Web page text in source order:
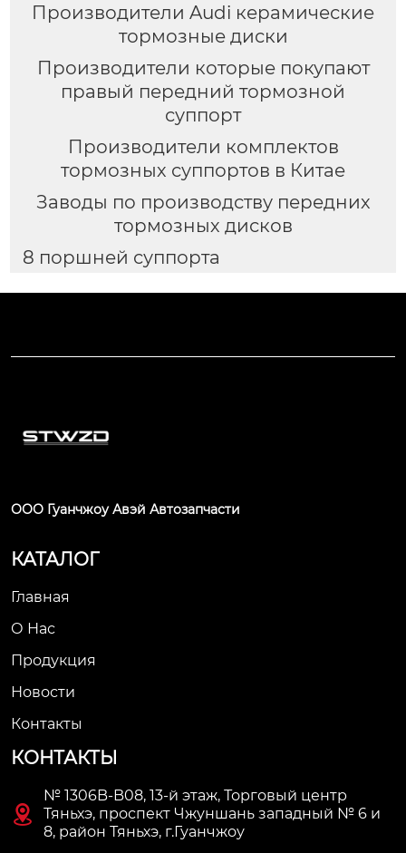
Производители Audi керамические
тормозные диски
Производители которые покупают
правый передний тормозной
суппорт
Производители комплектов
тормозных суппортов в Китае
Заводы по производству передних
тормозных дисков
8 поршней суппорта
ООО Гуанчжоу Авэй Автозапчасти
КАТАЛОГ
Главная
О Нас
Продукция
Новости
Контакты
КОНТАКТЫ

№ 1306B-B08, 13-й этаж, Торговый центр
Тяньхэ, проспект Чжуншань западный № 6 и
8, район Тяньхэ, г.Гуанчжоу